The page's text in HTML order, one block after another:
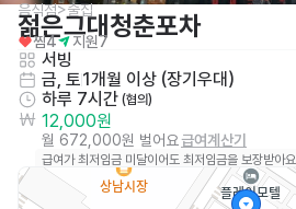
음식점>술집
젊은그대청춘포차
찜4 지원7
서빙
금, 토1개월 이상 (장기우대)
하루 7시간 (협의)
12,000원
월 672,000원 벌어요급여계산기
급여가 최저임금 미달이어도 최저임금을 보장받아요